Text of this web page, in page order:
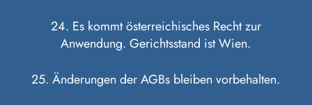
24. Es kommt österreichisches Recht zur
Anwendung. Gerichtsstand ist Wien.
25. Änderungen der AGBs bleiben vorbehalten.